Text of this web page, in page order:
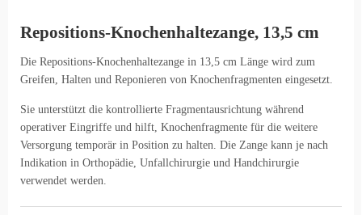
Repositions-Knochenhaltezange, 13,5 cm
Die Repositions-Knochenhaltezange in 13,5 cm Länge wird zum
Greifen, Halten und Reponieren von Knochenfragmenten eingesetzt.
Sie unterstützt die kontrollierte Fragmentausrichtung während
operativer Eingriffe und hilft, Knochenfragmente für die weitere
Versorgung temporär in Position zu halten. Die Zange kann je nach
Indikation in Orthopädie, Unfallchirurgie und Handchirurgie
verwendet werden.